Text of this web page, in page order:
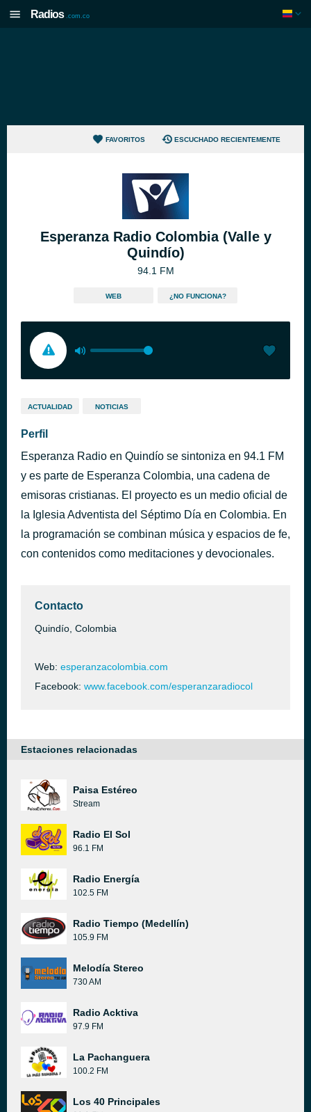
Radios .com.co
FAVORITOS ESCUCHADO RECIENTEMENTE
Esperanza Radio Colombia (Valle y
Quindío)
94.1 FM
WEB ¿NO FUNCIONA?
ACTUALIDAD NOTICIAS
Perfil
Esperanza Radio en Quindío se sintoniza en 94.1 FM
y es parte de Esperanza Colombia, una cadena de
emisoras cristianas. El proyecto es un medio oficial de
la Iglesia Adventista del Séptimo Día en Colombia. En
la programación se combinan música y espacios de fe,
con contenidos como meditaciones y devocionales.
Contacto
Quindío, Colombia
Web: esperanzacolombia.com
Facebook: www.facebook.com/esperanzaradiocol
Estaciones relacionadas
Paisa Estéreo
Stream
Radio El Sol
96.1 FM
Radio Energía
102.5 FM
Radio Tiempo (Medellín)
105.9 FM
Melodía Stereo
730 AM
Radio Acktiva
97.9 FM
La Pachanguera
100.2 FM
Los 40 Principales